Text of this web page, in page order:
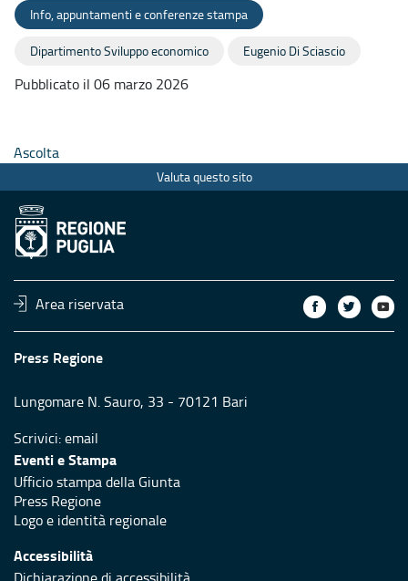
Info, appuntamenti e conferenze stampa
Dipartimento Sviluppo economico Eugenio Di Sciascio
Pubblicato il 06 marzo 2026
Ascolta
Valuta questo sito
Area riservata
Press Regione
Lungomare N. Sauro, 33 - 70121 Bari
Scrivici:email
Eventi e Stampa
Ufficio stampa della Giunta
Press Regione
Logo e identità regionale
Accessibilità